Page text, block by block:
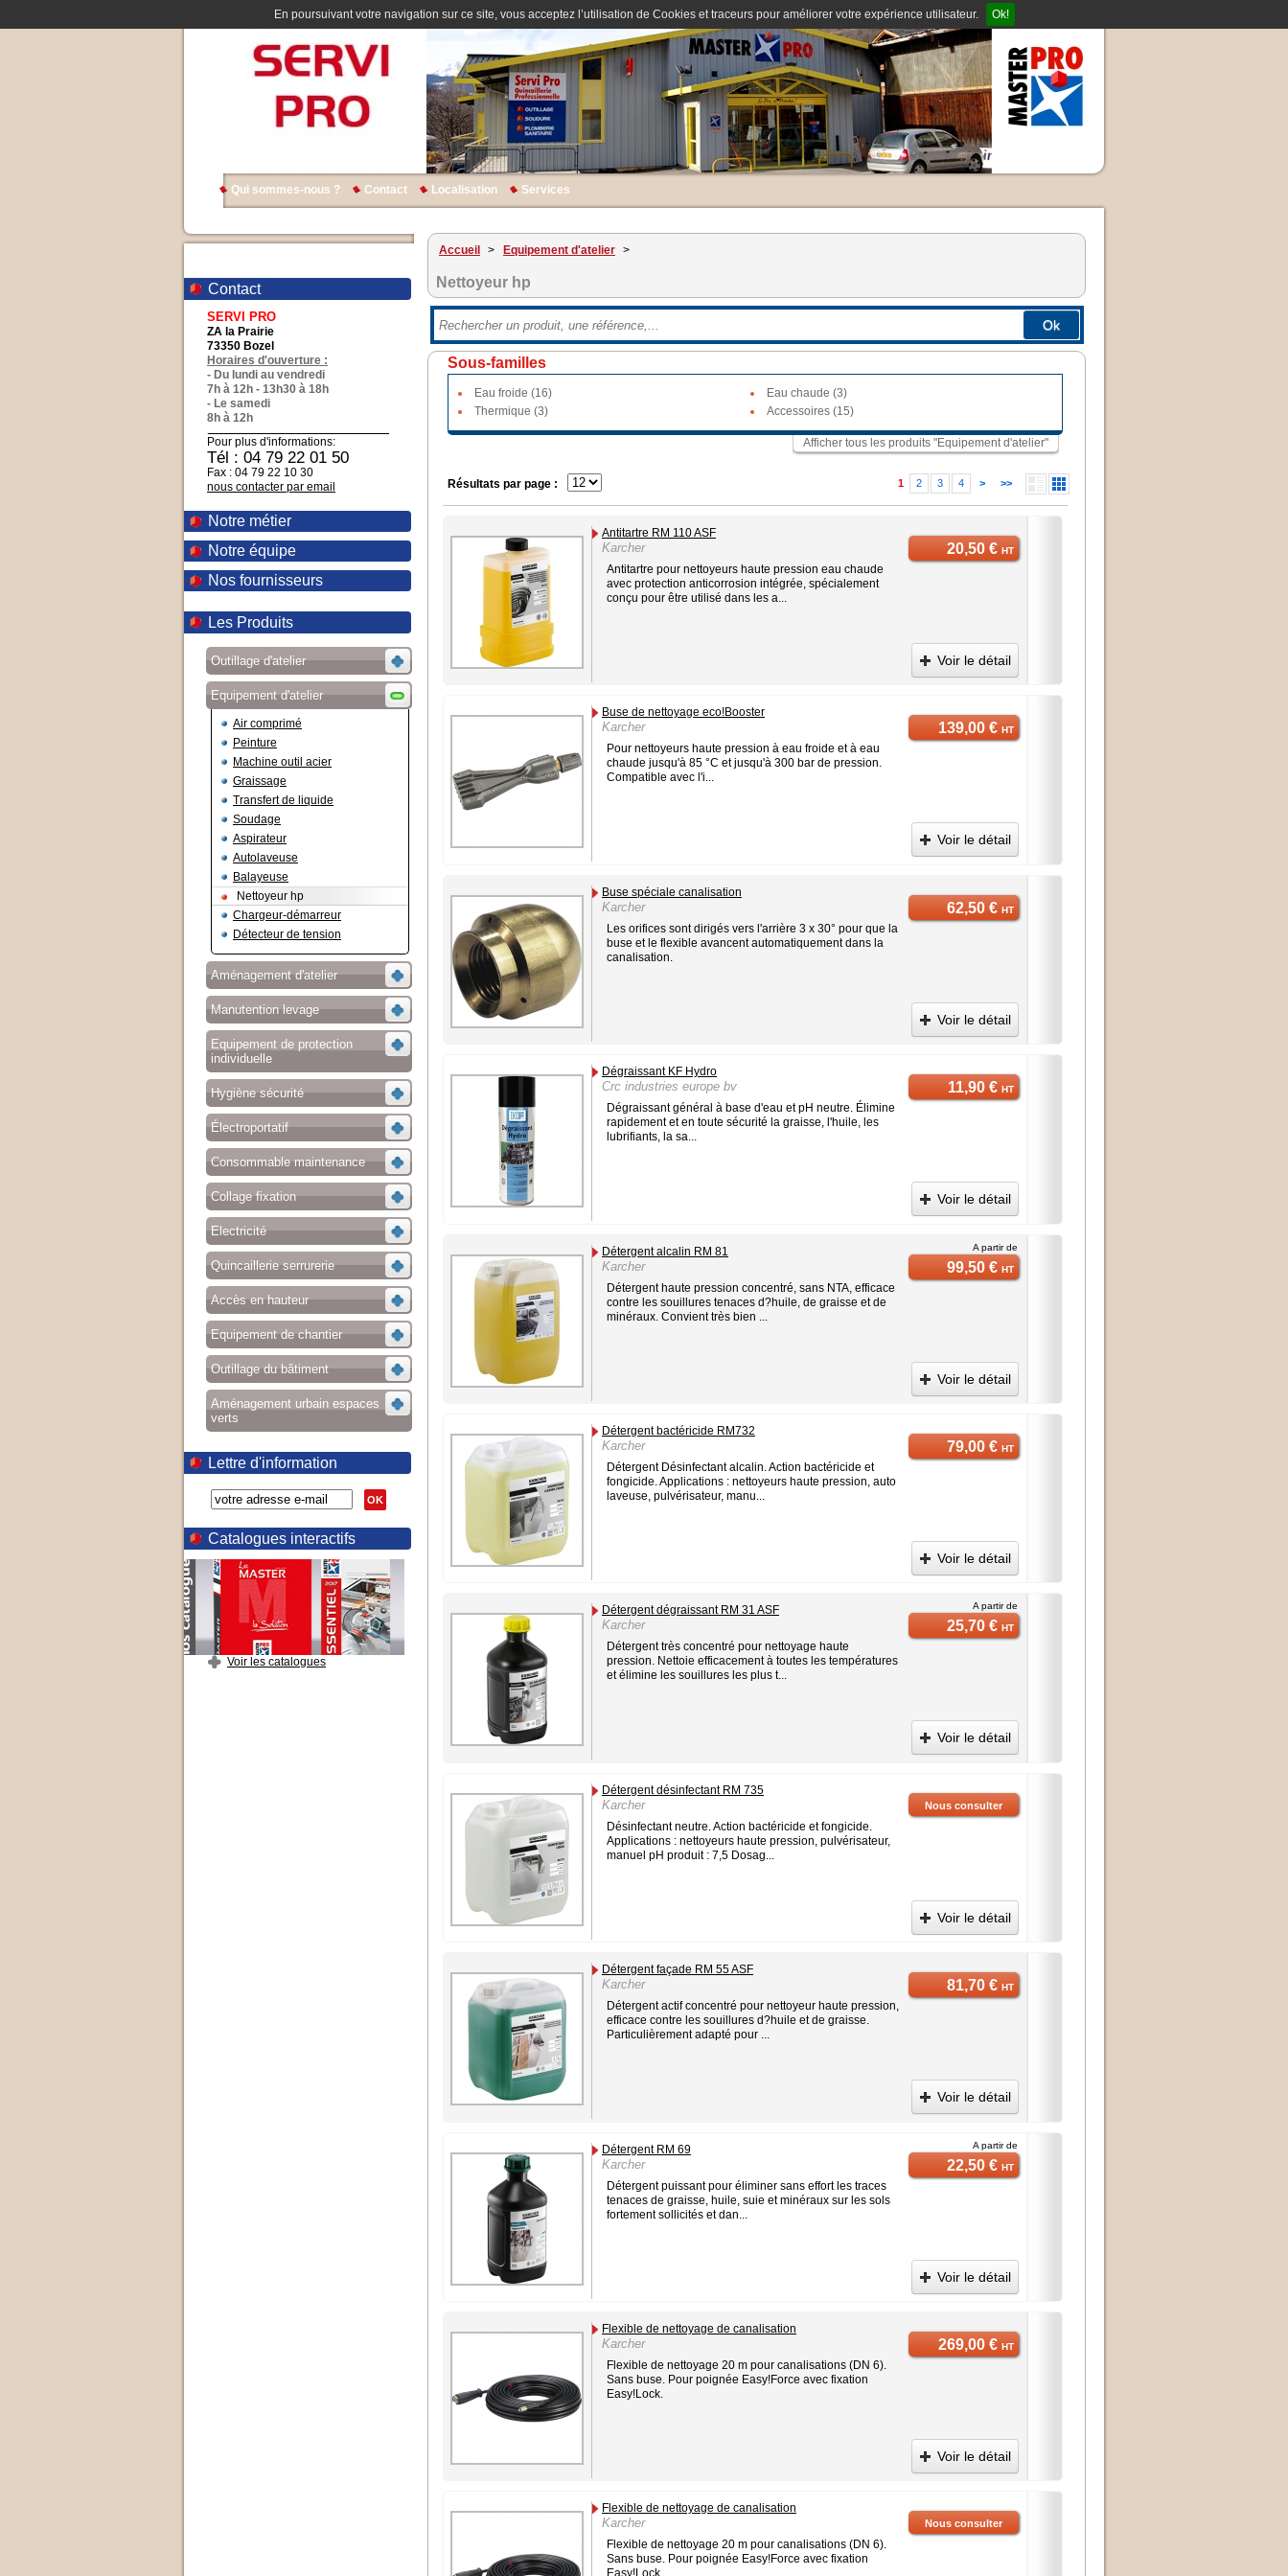
En poursuivant votre navigation sur ce site, vous acceptez l’utilisation de Cookies et traceurs pour améliorer votre expérience utilisateur. Ok!
Qui sommes-nous ? Contact Localisation Services
Contact
SERVI PRO
ZA la Prairie
73350 Bozel
Horaires d'ouverture :
- Du lundi au vendredi
7h à 12h - 13h30 à 18h
- Le samedi
8h à 12h
Pour plus d'informations:
Tél : 04 79 22 01 50
Fax : 04 79 22 10 30
nous contacter par email
Notre métier
Notre équipe
Nos fournisseurs
Les Produits
Outillage d'atelier
Equipement d'atelier
Air comprimé
Peinture
Machine outil acier
Graissage
Transfert de liquide
Soudage
Aspirateur
Autolaveuse
Balayeuse
Nettoyeur hp
Chargeur-démarreur
Détecteur de tension
Aménagement d'atelier
Manutention levage
Equipement de protection
individuelle
Hygiène sécurité
Électroportatif
Consommable maintenance
Collage fixation
Electricité
Quincaillerie serrurerie
Accès en hauteur
Equipement de chantier
Outillage du bâtiment
Aménagement urbain espaces
verts
Lettre d'information
OK
Catalogues interactifs
Voir les catalogues
Accueil > Equipement d'atelier >
Nettoyeur hp
Ok
Sous-familles
Eau froide (16)
Eau chaude (3)
Thermique (3)
Accessoires (15)
Afficher tous les produits "Equipement d'atelier"
Résultats par page : 1 2 3 4 > >>
Antitartre RM 110 ASF
Karcher
Antitartre pour nettoyeurs haute pression eau chaude
avec protection anticorrosion intégrée, spécialement
conçu pour être utilisé dans les a...
20,50 €HT
Voir le détail
Buse de nettoyage eco!Booster
Karcher
Pour nettoyeurs haute pression à eau froide et à eau
chaude jusqu'à 85 °C et jusqu'à 300 bar de pression.
Compatible avec l'i...
139,00 €HT
Voir le détail
Buse spéciale canalisation
Karcher
Les orifices sont dirigés vers l'arrière 3 x 30° pour que la
buse et le flexible avancent automatiquement dans la
canalisation.
62,50 €HT
Voir le détail
Dégraissant KF Hydro
Crc industries europe bv
Dégraissant général à base d'eau et pH neutre. Élimine
rapidement et en toute sécurité la graisse, l'huile, les
lubrifiants, la sa...
11,90 €HT
Voir le détail
Détergent alcalin RM 81
Karcher
Détergent haute pression concentré, sans NTA, efficace
contre les souillures tenaces d?huile, de graisse et de
minéraux. Convient très bien ...
A partir de
99,50 €HT
Voir le détail
Détergent bactéricide RM732
Karcher
Détergent Désinfectant alcalin. Action bactéricide et
fongicide. Applications : nettoyeurs haute pression, auto
laveuse, pulvérisateur, manu...
79,00 €HT
Voir le détail
Détergent dégraissant RM 31 ASF
Karcher
Détergent très concentré pour nettoyage haute
pression. Nettoie efficacement à toutes les températures
et élimine les souillures les plus t...
A partir de
25,70 €HT
Voir le détail
Détergent désinfectant RM 735
Karcher
Désinfectant neutre. Action bactéricide et fongicide.
Applications : nettoyeurs haute pression, pulvérisateur,
manuel pH produit : 7,5 Dosag...
Nous consulter
Voir le détail
Détergent façade RM 55 ASF
Karcher
Détergent actif concentré pour nettoyeur haute pression,
efficace contre les souillures d?huile et de graisse.
Particulièrement adapté pour ...
81,70 €HT
Voir le détail
Détergent RM 69
Karcher
Détergent puissant pour éliminer sans effort les traces
tenaces de graisse, huile, suie et minéraux sur les sols
fortement sollicités et dan...
A partir de
22,50 €HT
Voir le détail
Flexible de nettoyage de canalisation
Karcher
Flexible de nettoyage 20 m pour canalisations (DN 6).
Sans buse. Pour poignée Easy!Force avec fixation
Easy!Lock.
269,00 €HT
Voir le détail
Flexible de nettoyage de canalisation
Karcher
Flexible de nettoyage 20 m pour canalisations (DN 6).
Sans buse. Pour poignée Easy!Force avec fixation
Nous consulter